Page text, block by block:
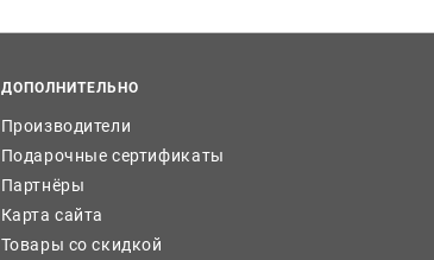
ДОПОЛНИТЕЛЬНО
Производители
Подарочные сертификаты
Партнёры
Карта сайта
Товары со скидкой